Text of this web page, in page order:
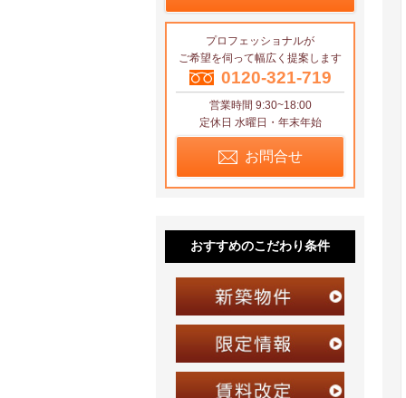
プロフェッショナルが
ご希望を伺って幅広く提案します
0120-321-719
営業時間 9:30~18:00
定休日 水曜日・年末年始
お問合せ
おすすめのこだわり条件